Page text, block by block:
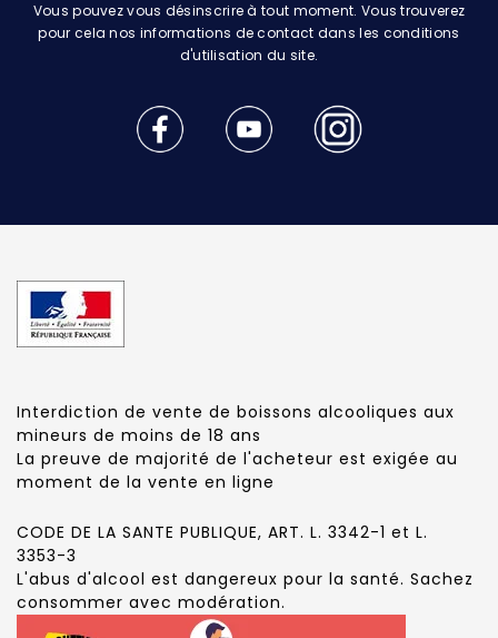
Vous pouvez vous désinscrire à tout moment. Vous trouverez
pour cela nos informations de contact dans les conditions
d'utilisation du site.
Interdiction de vente de boissons alcooliques aux
mineurs de moins de 18 ans
La preuve de majorité de l'acheteur est exigée au
moment de la vente en ligne
CODE DE LA SANTE PUBLIQUE, ART. L. 3342-1 et L.
3353-3
L'abus d'alcool est dangereux pour la santé. Sachez
consommer avec modération.